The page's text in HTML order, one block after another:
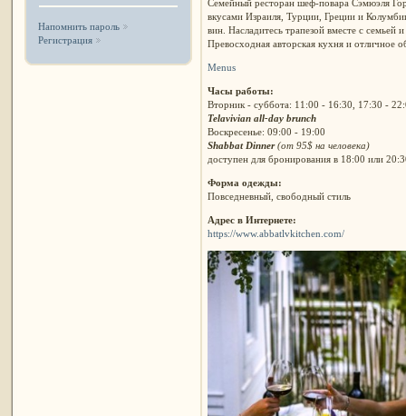
Напомнить пароль
Регистрация
Семейный ресторан шеф-повара Сэмюэля
вкусами Израиля, Турции, Греции и
вин. Насладитесь трапезой вместе с
Превосходная авторская кухня и отличное
Menus
Часы работы:
Вторник - суббота: 11:00 - 16:30, 17:30 -
Telavivian all-day brunch
Воскресенье: 09:00 - 19:00
Shabbat Dinner(от 95$ на человека)
доступен для бронирования в 18:00 или
Форма одежды:
Повседневный, свободный стиль
Адрес в Интернете:
https://www.abbatlvkitchen.com/